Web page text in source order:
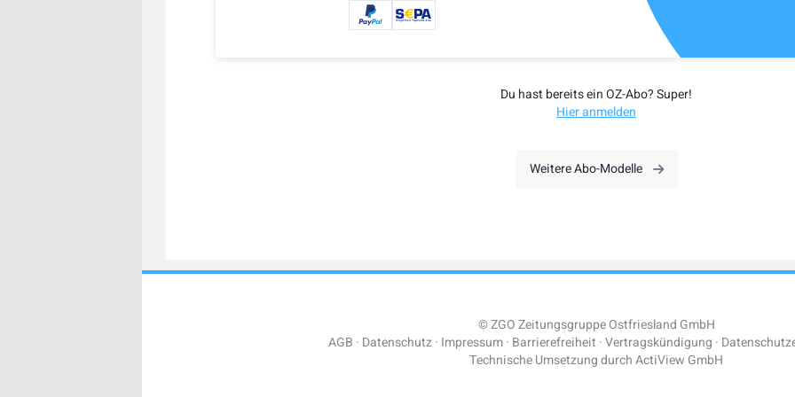
Du hast bereits ein OZ-Abo? Super!
Hier anmelden
Weitere Abo-Modelle
© ZGO Zeitungsgruppe Ostfriesland GmbH
AGB Datenschutz Impressum Barrierefreiheit Vertragskündigung
Technische Umsetzung durchActiView GmbH